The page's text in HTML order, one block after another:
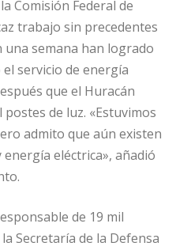
Comisión Federal de
trabajo sin precedentes
una semana han logrado
servicio de energía
que el Huracán
de luz. «Estuvimos
admito que aún existen
eléctrica», añadió
de 19 mil
Secretaría de la Defensa